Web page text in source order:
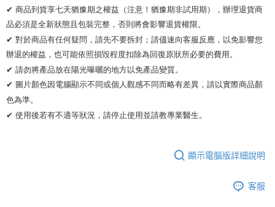
每筆NT$65，滿NT$2,000(含以上)免運費
7-11取貨付款
每筆NT$65，滿NT$2,000(含以上)免運費
宅配
每筆NT$100，滿NT$2,000(含以上)免運費
✔ 商品到貨享七天猶豫期之權益（注意！猶豫期非試用期），辦理退貨商
品必須是全新狀態且包裝完整，否則將會影響退貨權限。
✔ 對於商品有任何疑問，請先不要拆封；請儘速向客服反應，以免影響您
辦退的權益，也可能依照損毀程度扣除為回復原狀所必要的費用。
✔ 請勿將產品放在陽光曝曬的地方以免產品變質。
✔ 圖片顏色因電腦顯示不同或個人觀感不同而略有差異，請以實際商品顏
色為準。
✔ 使用後若有不適等狀況，請停止使用並請教專業醫生。
顯示電腦版詳細說明
客服